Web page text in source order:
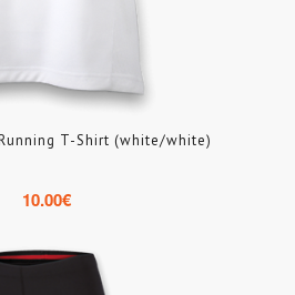
T-Shirt (white/white)
10.00€